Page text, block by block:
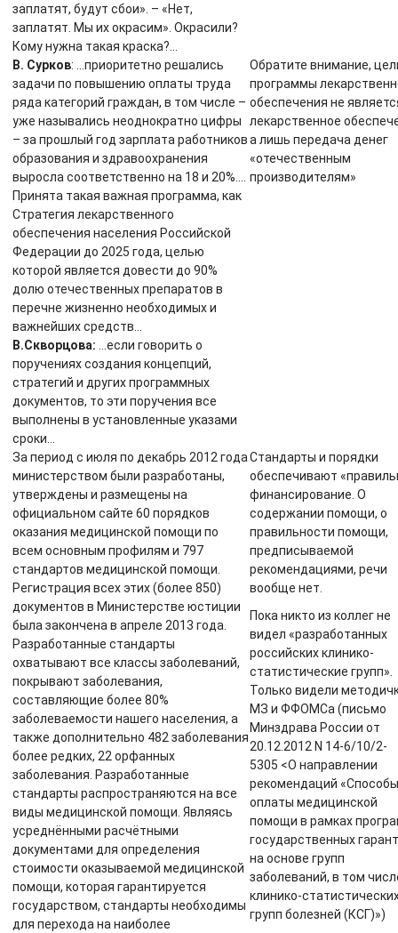
заплатят, будут сбои». – «Нет,
заплатят. Мы их окрасим». Окрасили?
Кому нужна такая краска?…
В. Сурков: …приоритетно решались
задачи по повышению оплаты труда
ряда категорий граждан, в том числе –
уже назывались неоднократно цифры
– за прошлый год зарплата работников
образования и здравоохранения
выросла соответственно на 18 и 20%….
Принята такая важная программа, как
Стратегия лекарственного
обеспечения населения Российской
Федерации до 2025 года, целью
которой является довести до 90%
долю отечественных препаратов в
перечне жизненно необходимых и
важнейших средств…
Обратите внимание,
программы
обеспечения не
лекарственное
а лишь передача денег
«отечественным
производителям»
В.Скворцова:
…если говорить о
поручениях создания концепций,
стратегий и других программных
документов, то эти поручения все
выполнены в установленные указами
сроки…
За период с июля по декабрь 2012 года
министерством были разработаны,
утверждены и размещены на
официальном сайте 60 порядков
оказания медицинской помощи по
всем основным профилям и 797
стандартов медицинской помощи.
Регистрация всех этих (более 850)
документов в Министерстве юстиции
была закончена в апреле 2013 года.
Разработанные стандарты
охватывают все классы заболеваний,
покрывают заболевания,
составляющие более 80%
заболеваемости нашего населения, а
также дополнительно 482 заболевания
более редких, 22 орфанных
заболевания. Разработанные
стандарты распространяются на все
виды медицинской помощи. Являясь
усреднёнными расчётными
документами для определения
стоимости оказываемой медицинской
помощи, которая гарантируется
государством, стандарты необходимы
для перехода на наиболее
Стандарты и порядки
обеспечивают
финансирование. О
содержании помощи, о
правильности помощи,
предписываемой
рекомендациями, речи
вообще нет.
Пока никто из коллег не
видел «разработанных
российских клинико-
статистические групп».
Только видели
МЗ и ФФОМСа (письмо
Минздрава России от
20.12.2012 N 14-6/10/2-
5305 <О направлении
рекомендаций «Способы
оплаты медицинской
помощи в рамках
государственных
на основе групп
заболеваний, в том
клинико-
групп болезней (КСГ)»)